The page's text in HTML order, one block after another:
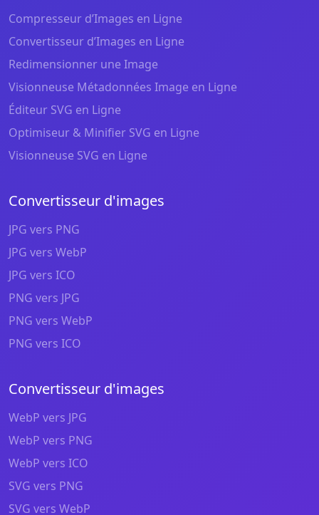
Compresseur d’Images en Ligne
Convertisseur d’Images en Ligne
Redimensionner une Image
Visionneuse Métadonnées Image en Ligne
Éditeur SVG en Ligne
Optimiseur & Minifier SVG en Ligne
Visionneuse SVG en Ligne
Convertisseur d'images
JPG vers PNG
JPG vers WebP
JPG vers ICO
PNG vers JPG
PNG vers WebP
PNG vers ICO
Convertisseur d'images
WebP vers JPG
WebP vers PNG
WebP vers ICO
SVG vers PNG
SVG vers WebP